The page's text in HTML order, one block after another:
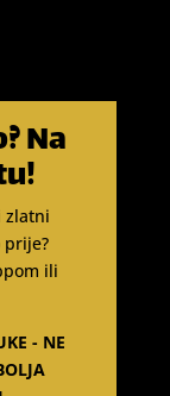
Na
zlatni
ili
- NE